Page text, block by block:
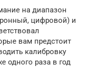
на диапазон
цифровой) и
вам предстоит
калибровку
одного раза в год